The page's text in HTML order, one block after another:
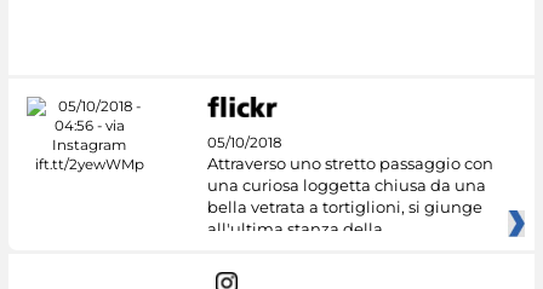
05/10/2018
Attraverso uno stretto passaggio con
una curiosa loggetta chiusa da una
bella vetrata a tortiglioni, si giunge
all'ultima stanza della